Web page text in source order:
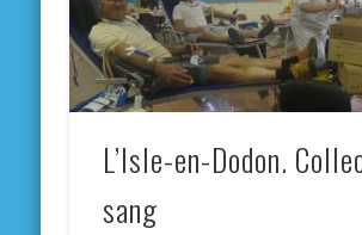
L’Isle-en-Dodon.
sang